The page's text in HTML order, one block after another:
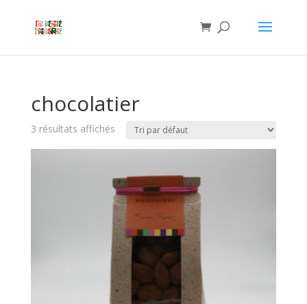
chocolatier
3 résultats affichés